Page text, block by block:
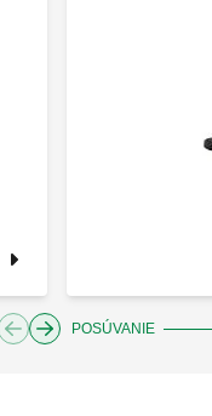
POSÚVANIE